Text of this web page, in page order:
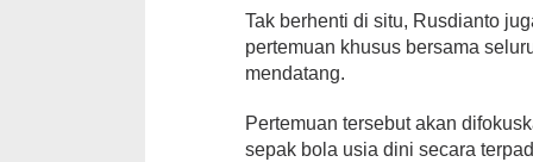
Tak berhenti di situ, Rusdianto
pertemuan khusus bersama
mendatang.
Pertemuan tersebut akan
sepak bola usia dini secara